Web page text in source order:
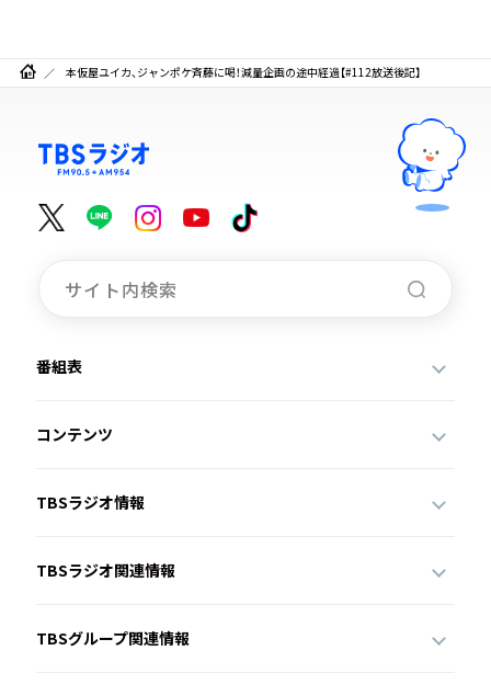
本仮屋ユイカ、ジャンポケ斉藤に喝！減量企画の途中経過【#112放送後記】
番組表
コンテンツ
TBSラジオ情報
TBSラジオ関連情報
TBSグループ関連情報